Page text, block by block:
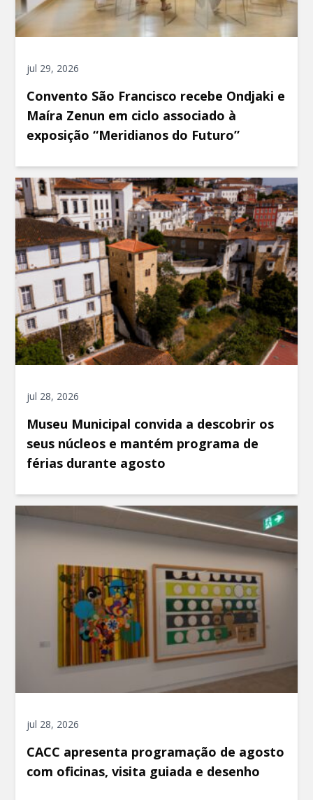
jul 29, 2026
Convento São Francisco recebe Ondjaki e
Maíra Zenun em ciclo associado à
exposição “Meridianos do Futuro”
jul 28, 2026
Museu Municipal convida a descobrir os
seus núcleos e mantém programa de
férias durante agosto
jul 28, 2026
CACC apresenta programação de agosto
com oficinas, visita guiada e desenho